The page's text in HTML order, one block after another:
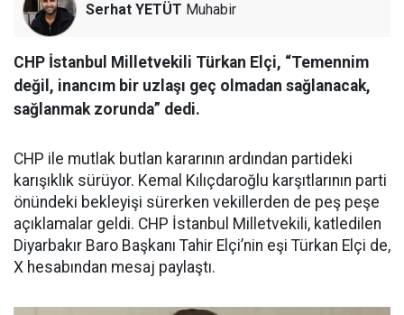
Serhat YETÜT Muhabir
CHP İstanbul Milletvekili Türkan Elçi, “Temennim
değil, inancım bir uzlaşı geç olmadan sağlanacak,
sağlanmak zorunda” dedi.
CHP ile mutlak butlan kararının ardından partideki
karışıklık sürüyor. Kemal Kılıçdaroğlu karşıtlarının parti
önündeki bekleyişi sürerken vekillerden de peş peşe
açıklamalar geldi. CHP İstanbul Milletvekili, katledilen
Diyarbakır Baro Başkanı Tahir Elçi’nin eşi Türkan Elçi de,
X hesabından mesaj paylaştı.